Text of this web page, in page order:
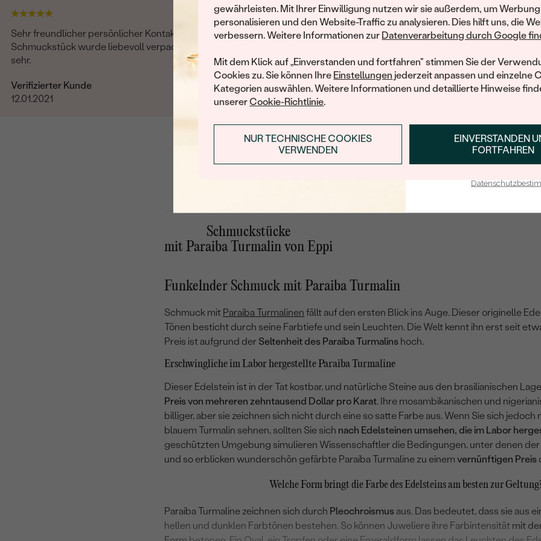
gewährleisten. Mit Ihrer Einwilligung nutzen wir sie außerdem, um Werbung
personalisieren und den Website-Traffic zu analysieren. Dies hilft uns, die
verbessern. Weitere Informationen zur Datenverarbeitung durch Google
Mit dem Klick auf „Einverstanden und fortfahren" stimmen Sie der
Cookies zu. Sie können Ihre Einstellungen jederzeit anpassen und einzelne
Kategorien auswählen. Weitere Informationen und detaillierte Hinweise
unsererCookie-Richtlinie.
EINVERSTANDEN
FORTFAHREN
NUR TECHNISCHE COOKIES
VERWENDEN
Sehr freundlicher persönlicher Kontakt. Das
Schmuckstück wurde liebevoll verpackt und gefällt mir
sehr.
Verifizierter Kunde
12.01.2021
Ich bin absolut zufrieden mit den Ohrringen -genau wie
Wünsche. Alle meine Fragen wurden beantwortet und
ich wurde auf dem ganzen Weg informiert. Es war ein
wahres Vergnügen.
Verifizierter Kunde
Schmuckstücke
mit Paraiba Turmalin von Eppi
Funkelnder Schmuck mit Paraiba Turmalin
Schmuck mit Paraiba Turmalinen fällt auf den ersten Blick ins Auge. Dieser originelle
Tönen besticht durch seine Farbtiefe und sein Leuchten. Die Welt kennt ihn erst seit
Preis ist aufgrund der Seltenheit des Paraíba Turmalins hoch.
Erschwingliche im Labor hergestellte Paraiba Turmaline
Dieser Edelstein ist in der Tat kostbar, und natürliche Steine aus den brasilianischen
Preis von mehreren zehntausend Dollar pro Karat. Ihre mosambikanischen und
billiger, aber sie zeichnen sich nicht durch eine so satte Farbe aus. Wenn Sie sich
blauem Turmalin sehnen, sollten Sie sich nach Edelsteinen umsehen, die im Labor
geschützten Umgebung simulieren Wissenschaftler die Bedingungen, unter denen
und so erblicken wunderschön gefärbte Paraíba Turmaline zu einem vernünftigen Preis
Welche Form bringt die Farbe des Edelsteins am besten zur
Paraiba Turmaline zeichnen sich durch Pleochroismus aus. Das bedeutet, dass sie aus
hellen und dunklen Farbtönen bestehen. So können Juweliere ihre Farbintensität mit
und entdecken Sie die
gefertigten Schmucks
Ihren ersten
ANMELDEN &
E-Mail-Adresse je bei uns in